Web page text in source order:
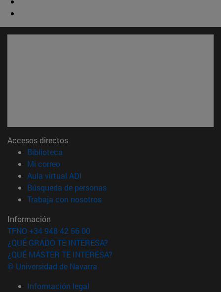
Accesos directos
Biblioteca
Mi correo(abre en nueva ventana)
Aula virtual ADI
Búsqueda de personas(abre en nueva ventana)
Trabaja con nosotros(abre en nueva ventana)
Información
TFNO +34 948 42 56 00
¿QUÉ GRADO TE INTERESA?
¿QUÉ MÁSTER TE INTERESA?
© Universidad de Navarra
Información legal